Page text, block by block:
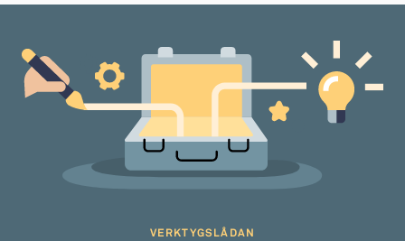
VERKTYGSLÅDAN